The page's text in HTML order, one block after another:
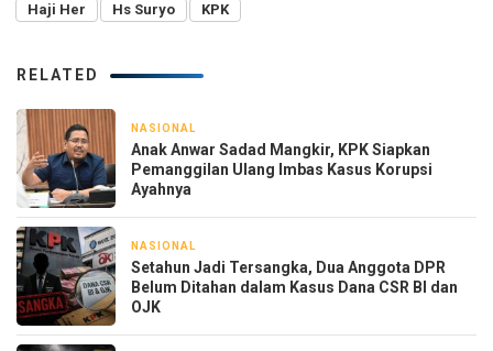
Haji Her Hs Suryo KPK
RELATED
NASIONAL
Anak Anwar Sadad Mangkir, KPK Siapkan
Pemanggilan Ulang Imbas Kasus Korupsi
Ayahnya
NASIONAL
Setahun Jadi Tersangka, Dua Anggota DPR
Belum Ditahan dalam Kasus Dana CSR BI dan
OJK